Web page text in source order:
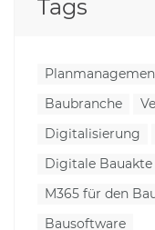
Tags
Baubranche
Digitalisierung
Digitale Bauakte
M365 für den
Bausoftware